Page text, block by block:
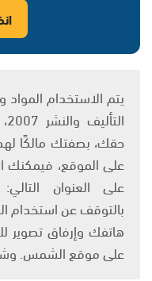
حقك، بصفتك مالكًا
على الموقع، فيمكنك
بالتوقف عن استخدام
هاتفك وإرفاق تصوير
على موقع الشمس.